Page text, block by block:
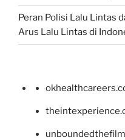
Peran Polisi Lalu Lintas
Arus Lalu Lintas di